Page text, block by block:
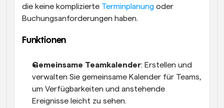
die keine komplizierte Terminplanung oder
Buchungsanforderungen haben.
Funktionen
Gemeinsame Teamkalender: Erstellen und
verwalten Sie gemeinsame Kalender für Teams,
um Verfügbarkeiten und anstehende
Ereignisse leicht zu sehen.